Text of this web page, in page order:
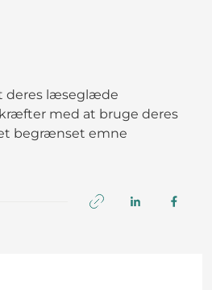
deres læseglæde
med at bruge deres
begrænset emne